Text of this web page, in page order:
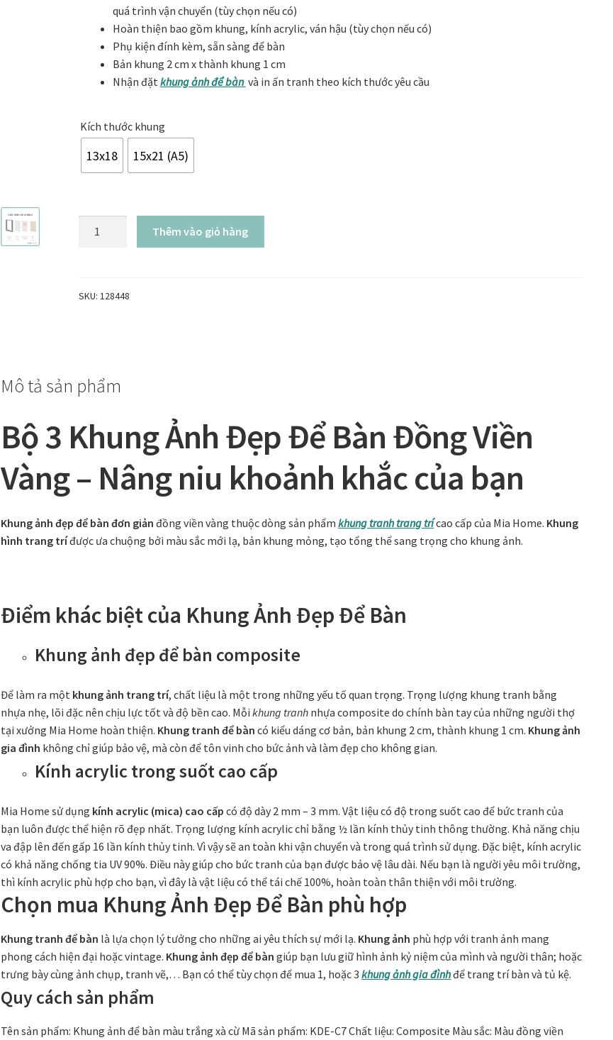
Tranh tặng sếp cao cấpTranh tặng tân giaTranh theo phong cách thiết kế
Tranh treo tường ƯU ĐÃI Vận Chuyển Giao Nhận
300.000₫
quá trình vận chuyển (tùy chọn nếu có)
Hoàn thiện bao gồm khung, kính acrylic, ván hậu (tùy chọn nếu có)
Phụ kiện đính kèm, sẵn sàng để bàn
Bản khung 2 cm x thành khung 1 cm
Nhận đặt khung ảnh để bàn và in ấn tranh theo kích thước yêu cầu
Kích thước khung
13x18 15x21 (A5)
để
bàn
đồng
vàng
lượng
Thêm vào giỏ hàng
SKU: 128448
Mô tả sản phẩm
Bộ 3 Khung Ảnh Đẹp Để Bàn Đồng Viền
Vàng – Nâng niu khoảnh khắc của bạn
Khung ảnh đẹp để bàn đơn giản đồng viền vàng thuộc dòng sản phẩmkhung tranh trang trícao cấp của Mia Home. Khung
hình trang tríđược ưa chuộng bởi màu sắc mới lạ, bản khung mỏng, tạo tổng thể sang trọng cho khung ảnh.
Điểm khác biệt của Khung Ảnh Đẹp Để Bàn
Khung ảnh đẹp để bàn composite
Để làm ra một khung ảnh trang trí, chất liệu là một trong những yếu tố quan trọng. Trọng lượng khung tranh bằng
nhựa nhẹ, lõi đặc nên chịu lực tốt và độ bền cao. Mỗikhung tranh nhựa composite do chính bàn tay của những người thợ
tại xưởng Mia Home hoàn thiện. Khung tranh để bàn có kiểu dáng cơ bản, bản khung 2 cm, thành khung 1 cm. Khung ảnh
gia đình không chỉ giúp bảo vệ, mà còn để tôn vinh cho bức ảnh và làm đẹp cho không gian.
Kính acrylic trong suốt cao cấp
Mia Home sử dụng kính acrylic (mica) cao cấp có độ dày 2 mm – 3 mm. Vật liệu có độ trong suốt cao để bức tranh của
bạn luôn được thể hiện rõ đẹp nhất. Trọng lượng kính acrylic chỉ bằng ½ lần kính thủy tinh thông thường. Khả năng chịu
va đập lên đến gấp 16 lần kính thủy tinh. Vì vậy sẽ an toàn khi vận chuyển và trong quá trình sử dụng. Đặc biệt, kính acrylic
có khả năng chống tia UV 90%. Điều này giúp cho bức tranh của bạn được bảo vệ lâu dài. Nếu bạn là người yêu môi trường,
thì kính acrylic phù hợp cho bạn, vì đây là vật liệu có thể tái chế 100%, hoàn toàn thân thiện với môi trường.
Chọn mua Khung Ảnh Đẹp Để Bàn phù hợp
Khung tranh để bàn là lựa chọn lý tưởng cho những ai yêu thích sự mới lạ. Khung ảnh phù hợp với tranh ảnh mang
phong cách hiện đại hoặc vintage. Khung ảnh đẹp để bàn giúp bạn lưu giữ hình ảnh kỷ niệm của mình và người thân; hoặc
trưng bày cùng ảnh chụp, tranh vẽ,… Bạn có thể tùy chọn để mua 1, hoặc 3khung ảnh gia đìnhđể trang trí bàn và tủ kệ.
Quy cách sản phẩm
Tên sản phẩm: Khung ảnh để bàn màu trắng xà cừ Mã sản phẩm: KDE-C7 Chất liệu: Composite Màu sắc: Màu đồng viền